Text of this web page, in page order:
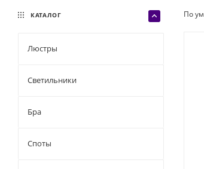
По
КАТАЛОГ
Люстры
Светильники
Бра
Споты